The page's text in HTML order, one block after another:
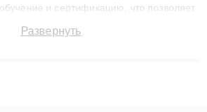
и сертификацию, что позволяет
гарантии до 3 лет. Наши мастера
Развернуть